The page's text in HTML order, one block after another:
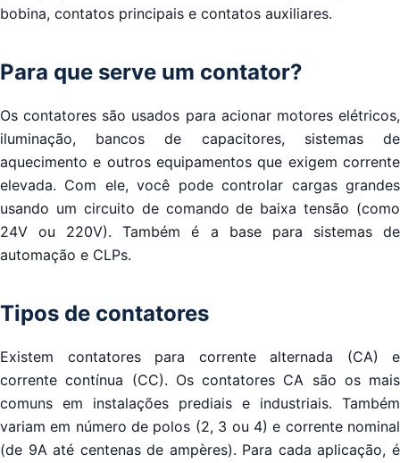
bobina, contatos principais e contatos auxiliares.
Para que serve um contator?
Os contatores são usados para acionar motores elétricos,
iluminação, bancos de capacitores, sistemas de
aquecimento e outros equipamentos que exigem corrente
elevada. Com ele, você pode controlar cargas grandes
usando um circuito de comando de baixa tensão (como
24V ou 220V). Também é a base para sistemas de
automação e CLPs.
Tipos de contatores
Existem contatores para corrente alternada (CA) e
corrente contínua (CC). Os contatores CA são os mais
comuns em instalações prediais e industriais. Também
variam em número de polos (2, 3 ou 4) e corrente nominal
(de 9A até centenas de ampères). Para cada aplicação, é